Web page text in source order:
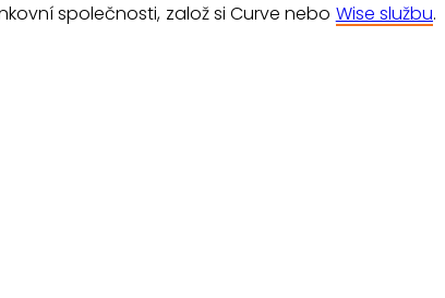
společnosti, založ si Curve nebo Wise službu.